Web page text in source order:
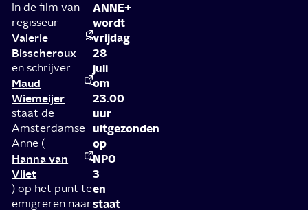
In de film van
regisseur
Valerie
Bisscheroux
en schrijver
Maud
Wiemeijer
staat de
Amsterdamse
Anne (
Hanna van
Vliet
) op het punt te
emigreren naar
ANNE+
wordt
vrijdag
28
juli
om
23.00
uur
uitgezonden
op
NPO
3
en
staat